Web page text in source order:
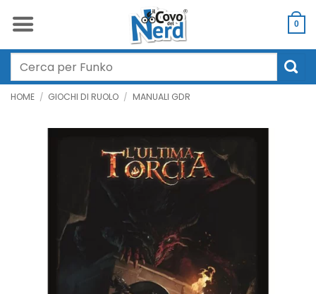
0
Cerca:
HOME / GIOCHI DI RUOLO / MANUALI GDR